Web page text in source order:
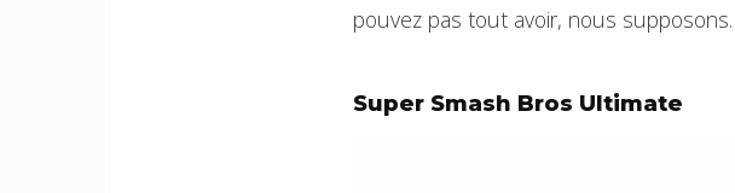
pouvez pas tout avoir, nous supposons.
Super Smash Bros Ultimate